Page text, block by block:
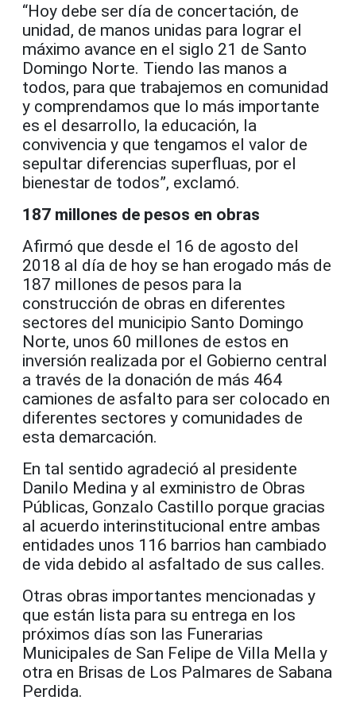
“Hoy debe ser día de concertación, de
unidad, de manos unidas para lograr el
máximo avance en el siglo 21 de Santo
Domingo Norte. Tiendo las manos a
todos, para que trabajemos en comunidad
y comprendamos que lo más importante
es el desarrollo, la educación, la
convivencia y que tengamos el valor de
sepultar diferencias superfluas, por el
bienestar de todos”, exclamó.
187 millones de pesos en obras
Afirmó que desde el 16 de agosto del
2018 al día de hoy se han erogado más de
187 millones de pesos para la
construcción de obras en diferentes
sectores del municipio Santo Domingo
Norte, unos 60 millones de estos en
inversión realizada por el Gobierno central
a través de la donación de más 464
camiones de asfalto para ser colocado en
diferentes sectores y comunidades de
esta demarcación.
En tal sentido agradeció al presidente
Danilo Medina y al exministro de Obras
Públicas, Gonzalo Castillo porque gracias
al acuerdo interinstitucional entre ambas
entidades unos 116 barrios han cambiado
de vida debido al asfaltado de sus calles.
Otras obras importantes mencionadas y
que están lista para su entrega en los
próximos días son las Funerarias
Municipales de San Felipe de Villa Mella y
otra en Brisas de Los Palmares de Sabana
Perdida.